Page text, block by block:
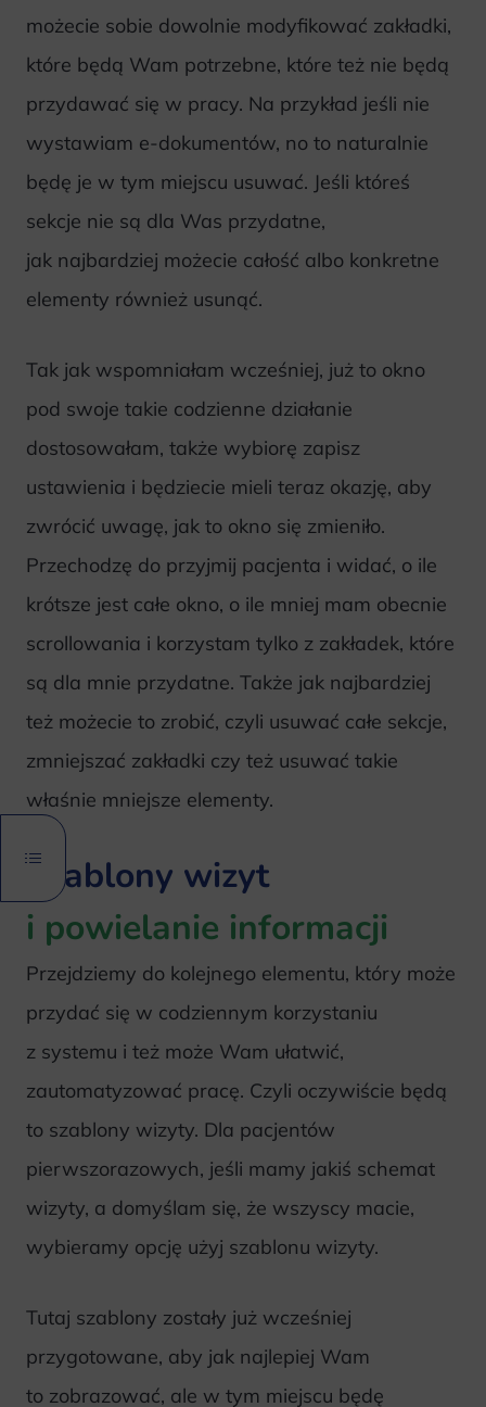
możecie sobie dowolnie modyfikować zakładki,
które będą Wam potrzebne, które też nie będą
przydawać się w pracy. Na przykład jeśli nie
wystawiam e-dokumentów, no to naturalnie
będę je w tym miejscu usuwać. Jeśli któreś
sekcje nie są dla Was przydatne,
jak najbardziej możecie całość albo konkretne
elementy również usunąć.
Tak jak wspomniałam wcześniej, już to okno
pod swoje takie codzienne działanie
dostosowałam, także wybiorę zapisz
ustawienia i będziecie mieli teraz okazję, aby
zwrócić uwagę, jak to okno się zmieniło.
Przechodzę do przyjmij pacjenta i widać, o ile
krótsze jest całe okno, o ile mniej mam obecnie
scrollowania i korzystam tylko z zakładek, które
są dla mnie przydatne. Także jak najbardziej
też możecie to zrobić, czyli usuwać całe sekcje,
zmniejszać zakładki czy też usuwać takie
właśnie mniejsze elementy.
Szablony wizyt
i powielanie informacji
Przejdziemy do kolejnego elementu, który może
przydać się w codziennym korzystaniu
z systemu i też może Wam ułatwić,
zautomatyzować pracę. Czyli oczywiście będą
to szablony wizyty. Dla pacjentów
pierwszorazowych, jeśli mamy jakiś schemat
wizyty, a domyślam się, że wszyscy macie,
wybieramy opcję użyj szablonu wizyty.
Tutaj szablony zostały już wcześniej
przygotowane, aby jak najlepiej Wam
to zobrazować, ale w tym miejscu będę